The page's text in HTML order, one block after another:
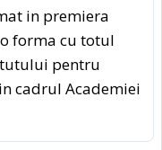
in premiera
forma cu totul
pentru
cadrul Academiei